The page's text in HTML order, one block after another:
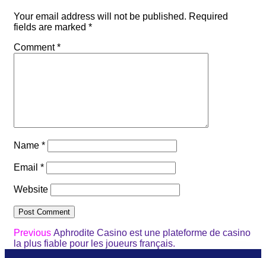
Your email address will not be published. Required
fields are marked *
Comment*
Name *
Email *
Website
Previous Aphrodite Casino est une plateforme de casino
la plus fiable pour les joueurs français.